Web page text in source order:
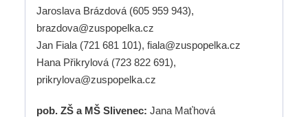
Jaroslava Brázdová (605 959 943),
brazdova@zuspopelka.cz
Jan Fiala (721 681 101), fiala@zuspopelka.cz
Hana Přikrylová (723 822 691),
prikrylova@zuspopelka.cz
pob. ZŠ a MŠ Slivenec: Jana Maťhová